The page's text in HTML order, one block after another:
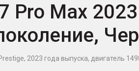
Pro Max
2023 года выпуска, двигатель